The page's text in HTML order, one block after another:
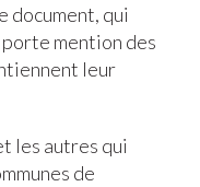
document, qui
mention des
leur
les autres qui
de